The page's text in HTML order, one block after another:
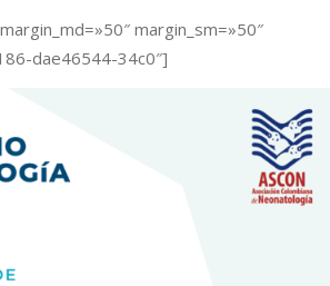
margin_sm=»50″
dae46544-34c0″]